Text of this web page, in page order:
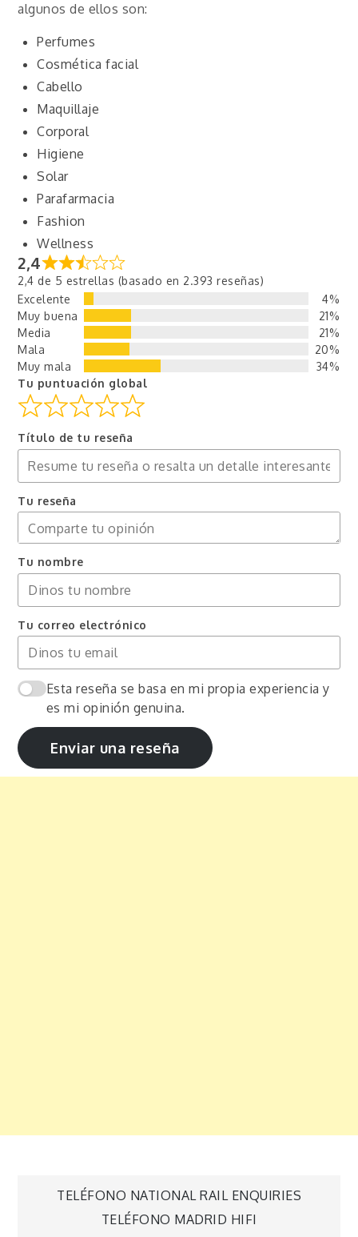
algunos de ellos son:
Perfumes
Cosmética facial
Cabello
Maquillaje
Corporal
Higiene
Solar
Parafarmacia
Fashion
Wellness
2,4
2,4 de 5 estrellas (basado en 2.393 reseñas)
Excelente
4%
Muy buena
21%
Media
21%
Mala
20%
Muy mala
34%
Tu puntuación global
Título de tu reseña
Tu reseña
Tu nombre
Tu correo electrónico
Esta reseña se basa en mi propia experiencia y
es mi opinión genuina.
Enviar una reseña
Navegación
TELÉFONO NATIONAL RAIL ENQUIRIES
TELÉFONO MADRID HIFI